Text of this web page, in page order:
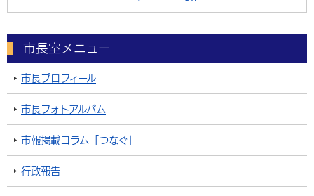
市長室メニュー
市長プロフィール
市長フォトアルバム
市報掲載コラム「つなぐ」
行政報告